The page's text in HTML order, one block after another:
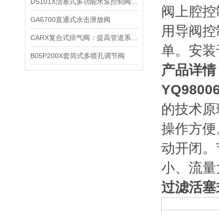
GA6700直通式水击泄放阀
B05P200X套筒式多喷孔调节阀
阀上腔
用导阀
单。安
产品详情
的技术
操作方
动开闭
小、流
过滤活